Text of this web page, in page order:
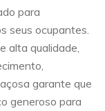
para
seus ocupantes.
alta qualidade,
garante que
generoso para